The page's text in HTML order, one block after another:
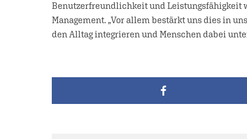
Benutzerfreundlichkeit und Leistungsfähigkeit
Management. „Vor allem bestärkt uns dies in
den Alltag integrieren und Menschen dabei